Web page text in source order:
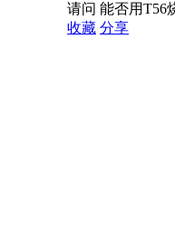
请问 能否用T56
收藏 分享